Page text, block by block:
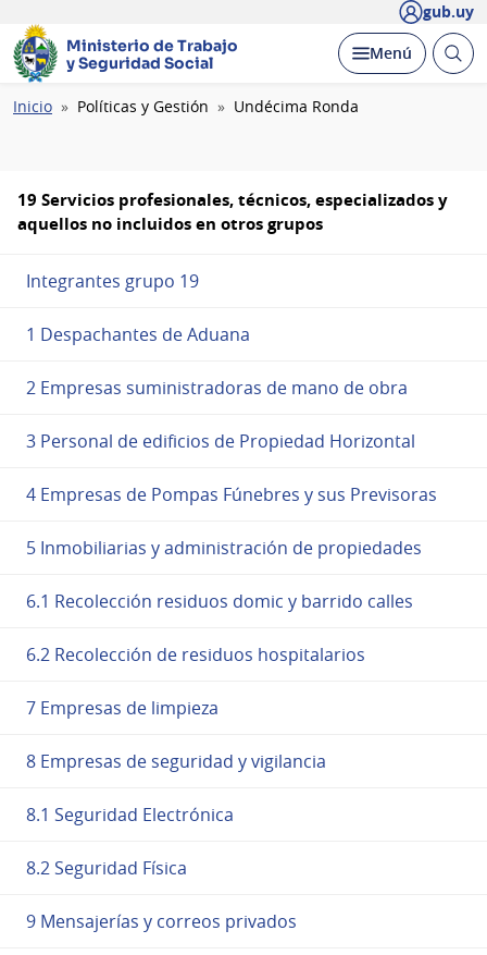
gub.uy
Ministerio de Trabajo
y Seguridad Social
Desplegar
Menú Abrir
Ruta
Inicio Políticas y Gestión Undécima Ronda
19 Servicios profesionales, técnicos, especializados y
aquellos no incluidos en otros grupos
Integrantes grupo 19
1 Despachantes de Aduana
2 Empresas suministradoras de mano de obra
3 Personal de edificios de Propiedad Horizontal
4 Empresas de Pompas Fúnebres y sus Previsoras
5 Inmobiliarias y administración de propiedades
6.1 Recolección residuos domic y barrido calles
6.2 Recolección de residuos hospitalarios
7 Empresas de limpieza
8 Empresas de seguridad y vigilancia
8.1 Seguridad Electrónica
8.2 Seguridad Física
9 Mensajerías y correos privados